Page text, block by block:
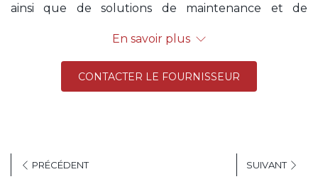
ainsi que de solutions de maintenance et de
spécifiques peuvent vous être proposés.
Des conditions préférentielles ont été négociées
avec ce fournisseur, pour plus d'informations,
En savoir plus
CONTACTER LE FOURNISSEUR
PRÉCÉDENT SUIVANT